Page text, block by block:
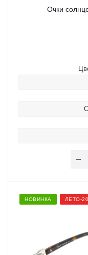
Очки
НОВИНКА ЛЕТО-